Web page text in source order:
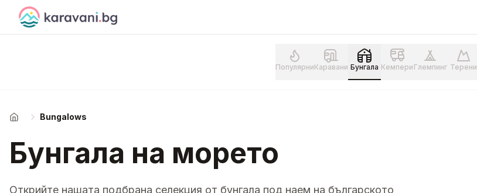
Skip to content
ПопулярниКаравани Бунгала Кемпери Глемпинг Терени
Начало Bungalows
Бунгала на морето
Открийте нашата подбрана селекция от бунгала под наем на българското